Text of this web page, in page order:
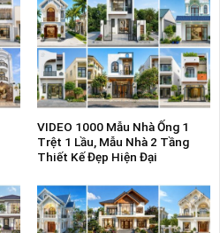
VIDEO 1000 Mẫu Nhà Ống 1
Trệt 1 Lầu, Mẫu Nhà 2 Tầng
Thiết Kế Đẹp Hiện Đại